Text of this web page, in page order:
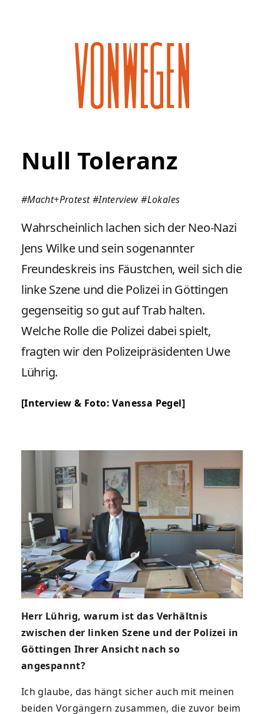
Null Toleranz
#Macht+Protest #Interview #Lokales
Wahrscheinlich lachen sich der Neo-Nazi
Jens Wilke und sein sogenannter
Freundeskreis ins Fäustchen, weil sich die
linke Szene und die Polizei in Göttingen
gegenseitig so gut auf Trab halten.
Welche Rolle die Polizei dabei spielt,
fragten wir den Polizeipräsidenten Uwe
Lührig.
[Interview & Foto:Vanessa Pegel]
Herr Lührig, warum ist das Verhältnis
zwischen der linken Szene und der Polizei in
Göttingen Ihrer Ansicht nach so
angespannt?
Ich glaube, das hängt sicher auch mit meinen
beiden Vorgängern zusammen, die zuvor beim